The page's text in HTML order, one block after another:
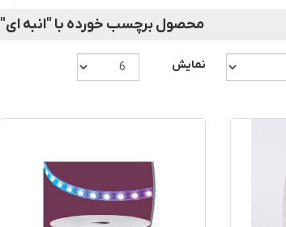
محصول برچسب خورده با "انبه ای"
نمایش